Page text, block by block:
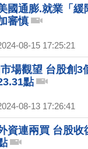
國通膨.就業「
審慎
08-15 17:25:21
場觀望 台股創3
點
08-13 17:26:41
資連兩買 台股收